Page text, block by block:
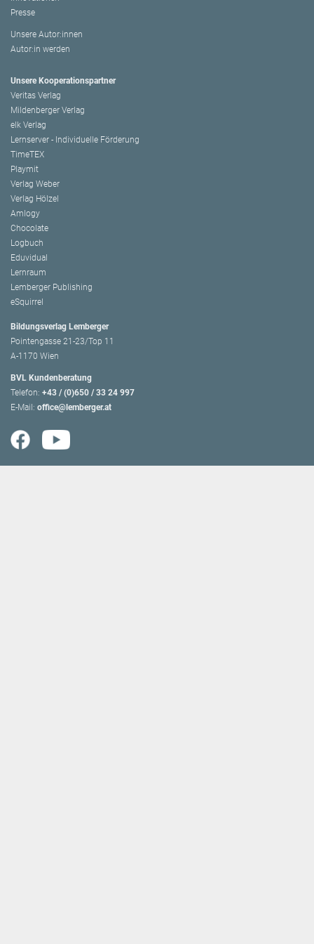
Presse
Unsere Autor:innen
Autor:in werden
Unsere Kooperationspartner
Veritas Verlag
Mildenberger Verlag
elk Verlag
Lernserver - Individuelle Förderung
TimeTEX
Playmit
Verlag Weber
Verlag Hölzel
Amlogy
Chocolate
Logbuch
Eduvidual
Lernraum
Lemberger Publishing
eSquirrel
Bildungsverlag Lemberger
Pointengasse 21-23/Top 11
A-1170 Wien
BVL Kundenberatung
Telefon: +43 / (0)650 / 33 24 997
E-Mail: office@lemberger.at